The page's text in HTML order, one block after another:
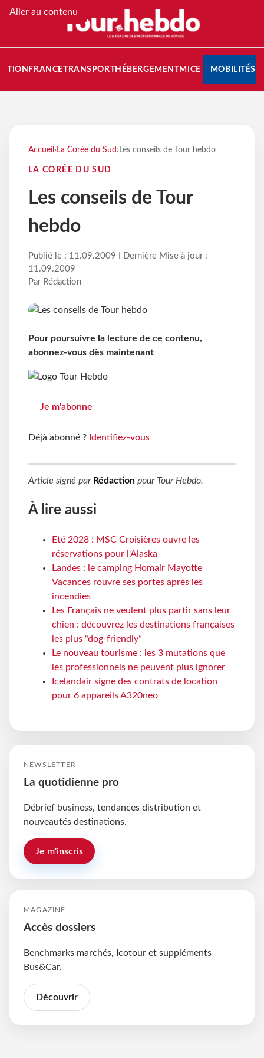
Aller au contenu
FRANCETRANSPORT HÉBERGEMENTMICE MOBILITÉS
Accueil › La Corée du Sud › Les conseils de Tour hebdo
LA CORÉE DU SUD
Les conseils de Tour
hebdo
Publié le : 11.09.2009 I Dernière Mise à jour :
11.09.2009
Par Rédaction
Pour poursuivre la lecture de ce contenu,
abonnez-vous dès maintenant
Je m'abonne
Déjà abonné ? Identifiez-vous
Article signé par Rédaction pour Tour Hebdo.
À lire aussi
Eté 2028 : MSC Croisières ouvre les
réservations pour l'Alaska
Landes : le camping Homair Mayotte
Vacances rouvre ses portes après les
incendies
Les Français ne veulent plus partir sans leur
chien : découvrez les destinations françaises
les plus “dog-friendly”
Le nouveau tourisme : les 3 mutations que
les professionnels ne peuvent plus ignorer
Icelandair signe des contrats de location
pour 6 appareils A320neo
NEWSLETTER
La quotidienne pro
Débrief business, tendances distribution et
nouveautés destinations.
Je m'inscris
MAGAZINE
Accès dossiers
Benchmarks marchés, Icotour et suppléments
Bus&Car.
Découvrir